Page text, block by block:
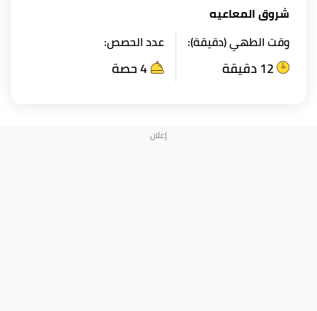
شروق المعاعيه
وقت الطهي (دقيقة):
12 دقيقة
عدد الحصص:
4 حصة